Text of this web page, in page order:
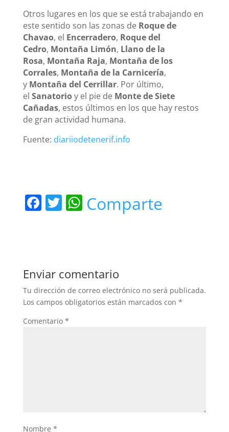
Otros lugares en los que se está trabajando en
este sentido son las zonas de Roque de
Chavao, el Encerradero, Roque del
Cedro, Montaña Limón, Llano de la
Rosa, Montaña Raja, Montaña de los
Corrales, Montaña de la Carnicería,
y Montaña del Cerrillar. Por último,
el Sanatorioy el pie de Monte de Siete
Cañadas, estos últimos en los que hay restos
de gran actividad humana.
Fuente: diariiodetenerif.info
F
b
o
o
k
T W
A
p
p
Comparte
Enviar comentario
Tu dirección de correo electrónico no será publicada.
Los campos obligatorios están marcados con *
Comentario *
Nombre *